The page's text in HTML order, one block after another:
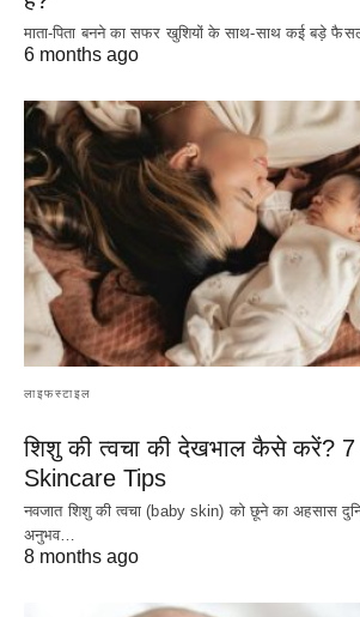
माता-पिता बनने का सफर खुशियों के साथ-साथ कई बड़े
6 months ago
लाइफस्टाइल
शिशु की त्वचा की देखभाल कैसे करें?
Skincare Tips
नवजात शिशु की त्वचा (baby skin) को छूने का अहसास
अनुभव…
8 months ago